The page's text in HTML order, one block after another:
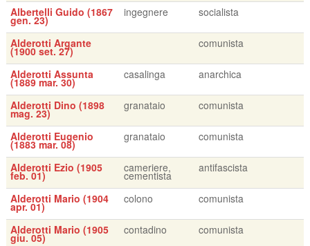
Albertelli Guido (1867
gen. 23)
ingegnere socialista
Alderotti Argante
(1900 set. 27)
comunista
Alderotti Assunta
(1889 mar. 30)
casalinga anarchica
Alderotti Dino (1898
mag. 23)
granataio comunista
Alderotti Eugenio
(1883 mar. 08)
granataio comunista
Alderotti Ezio (1905
feb. 01)
cameriere,
cementista
antifascista
Alderotti Mario (1904
apr. 01)
colono comunista
Alderotti Mario (1905
giu. 05)
contadino comunista